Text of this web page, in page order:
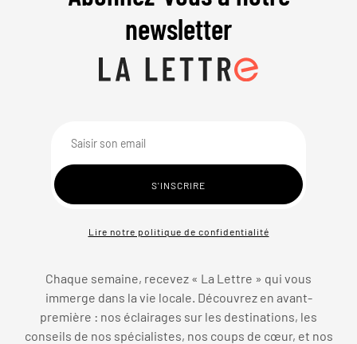
newsletter
Lire notre politique de confidentialité
Chaque semaine, recevez « La Lettre » qui vous
immerge dans la vie locale. Découvrez en avant-
première : nos éclairages sur les destinations, les
conseils de nos spécialistes, nos coups de cœur, et nos